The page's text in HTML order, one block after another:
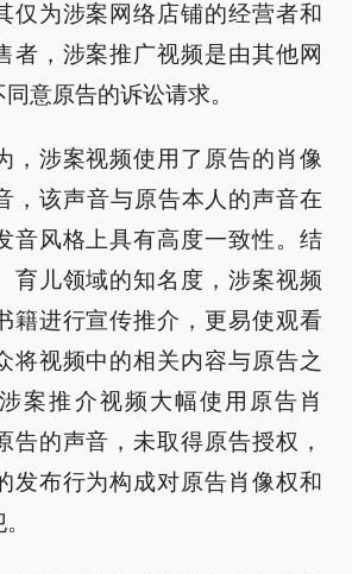
仅为涉案网络店铺的经营者和
者，涉案推广视频是由其他网
意原告的诉讼请求。
，涉案视频使用了原告的肖像
，该声音与原告本人的声音在
音风格上具有高度一致性。结
育儿领域的知名度，涉案视频
籍进行宣传推介，更易使观看
将视频中的相关内容与原告之
案推介视频大幅使用原告肖
告的声音，未取得原告授权，
发布行为构成对原告肖像权和